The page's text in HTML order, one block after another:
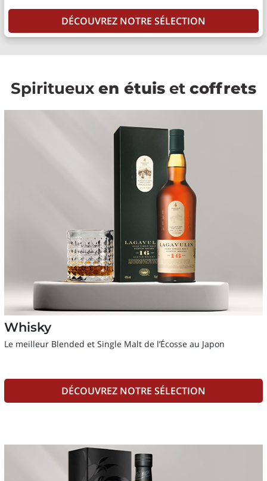
DÉCOUVREZ NOTRE SÉLECTION
Spiritueux en étuis et coffrets
Whisky
Le meilleur Blended et Single Malt de l’Écosse au Japon
DÉCOUVREZ NOTRE SÉLECTION